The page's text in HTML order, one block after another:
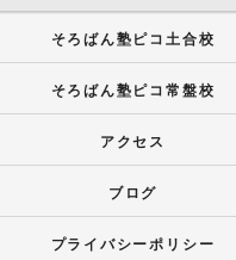
そろばん塾ピコ土合校
そろばん塾ピコ常盤校
アクセス
ブログ
プライバシーポリシー